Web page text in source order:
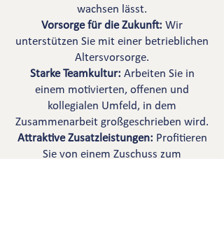
wachsen lässt.
Vorsorge für die Zukunft: Wir
unterstützen Sie mit einer betrieblichen
Altersvorsorge.
Starke Teamkultur: Arbeiten Sie in
einem motivierten, offenen und
kollegialen Umfeld, in dem
Zusammenarbeit großgeschrieben wird.
Attraktive Zusatzleistungen: Profitieren
Sie von einem Zuschuss zum